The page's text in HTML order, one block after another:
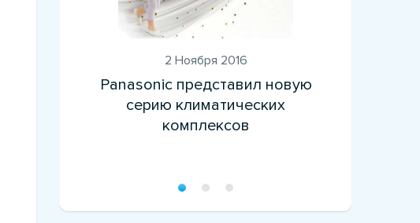
2 Ноября 2016
Panasonic представил новую
серию климатических
комплексов